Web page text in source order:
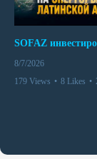
8/7/2026
179 Views • 8 Likes •